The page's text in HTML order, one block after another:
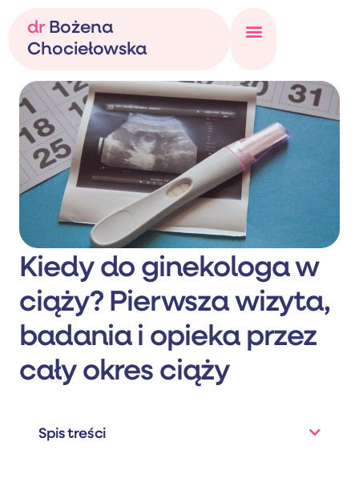
dr Bożena
Chociełowska
Kiedy do ginekologa w
ciąży? Pierwsza wizyta,
badania i opieka przez
cały okres ciąży
Spis treści